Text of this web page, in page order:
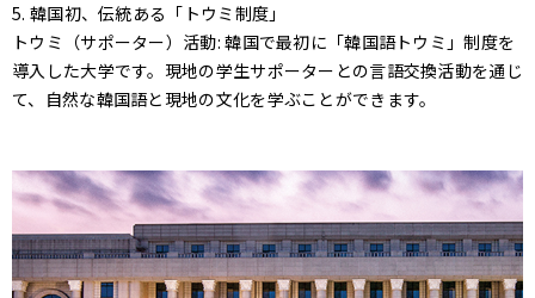
5. 韓国初、伝統ある「トウミ制度」
トウミ（サポーター）活動: 韓国で最初に「韓国語トウミ」制度を
導入した大学です。現地の学生サポーターとの言語交換活動を通じ
て、自然な韓国語と現地の文化を学ぶことができます。